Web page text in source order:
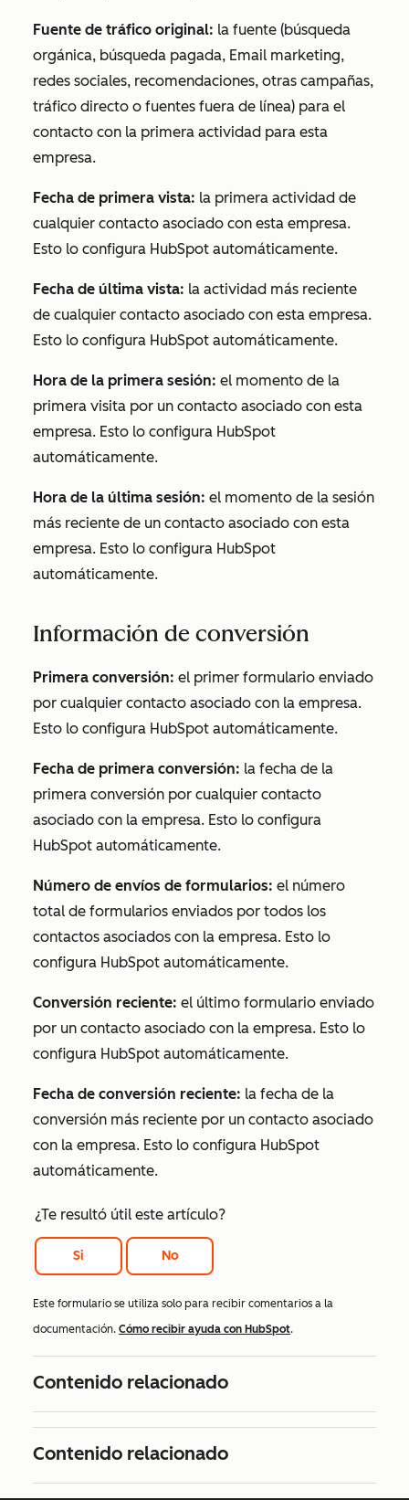
Fuente de tráfico original: la fuente (búsqueda
orgánica, búsqueda pagada, Email marketing,
redes sociales, recomendaciones, otras campañas,
tráfico directo o fuentes fuera de línea) para el
contacto con la primera actividad para esta
empresa.
Fecha de primera vista: la primera actividad de
cualquier contacto asociado con esta empresa.
Esto lo configura HubSpot automáticamente.
Fecha de última vista: la actividad más reciente
de cualquier contacto asociado con esta empresa.
Esto lo configura HubSpot automáticamente.
Hora de la primera sesión: el momento de la
primera visita por un contacto asociado con esta
empresa. Esto lo configura HubSpot
automáticamente.
Hora de la última sesión: el momento de la sesión
más reciente de un contacto asociado con esta
empresa. Esto lo configura HubSpot
automáticamente.
Información de conversión
Primera conversión: el primer formulario enviado
por cualquier contacto asociado con la empresa.
Esto lo configura HubSpot automáticamente.
Fecha de primera conversión: la fecha de la
primera conversión por cualquier contacto
asociado con la empresa. Esto lo configura
HubSpot automáticamente.
Número de envíos de formularios: el número
total de formularios enviados por todos los
contactos asociados con la empresa. Esto lo
configura HubSpot automáticamente.
Conversión reciente: el último formulario enviado
por un contacto asociado con la empresa. Esto lo
configura HubSpot automáticamente.
Fecha de conversión reciente: la fecha de la
conversión más reciente por un contacto asociado
con la empresa. Esto lo configura HubSpot
automáticamente.
¿Te resultó útil este artículo?
Si No
Este formulario se utiliza solo para recibir comentarios a la
documentación. Cómo recibir ayuda con HubSpot.
Contenido relacionado
Contenido relacionado